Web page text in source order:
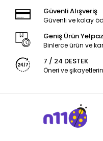
Güvenli Alışveriş
Güvenli ve kolay
Geniş Ürün
Binlerce ürün ve
7 / 24 DESTEK
Öneri ve